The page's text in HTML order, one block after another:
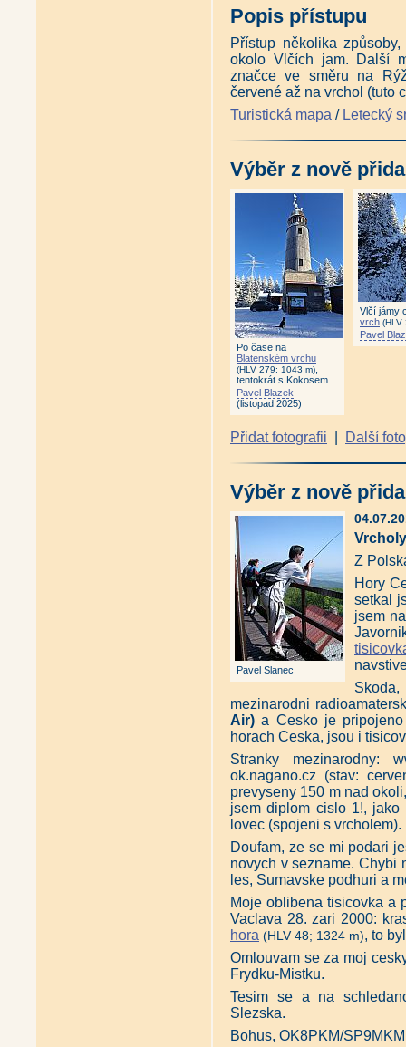
Popis přístupu
Přístup několika
okolo Vlčích jam. Další
značce ve směru na
červené až na vrchol (tuto
Turistická mapa / Letecký
Výběr z nově
Po čase na
Blatenském vrchu
(HLV 279; 1043 m)
tentokrát s Kokosem.
Pavel Blazek
(listopad 2025)
Vlčí jámy
vrch (HLV
Pavel
Přidat fotografii Další
Výběr z nově
Pavel Slanec
Z
Hory
setkal
jsem
Skoda,
mezinarodni
Air) a Cesko je
horach Ceska, jsou i
Stranky mezinarodny:
ok.nagano.cz (stav:
prevyseny 150 m nad
jsem diplom cislo 1!,
lovec (spojeni s vrcholem).
Doufam, ze se mi podari
novych v sezname. Chybi
les, Sumavske podhuri a
Moje oblibena tisicovka a
Vaclava 28. zari 2000:
hora (HLV 48; 1324 m), to
Omlouvam se za moj
Frydku-Mistku.
Tesim se a na
Slezska.
Bohus, OK8PKM/